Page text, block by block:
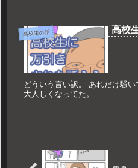
高校生の話 高校
どういう言い訳。 あれだけ騒いでたのに、警察官の尋問のあと
大人しくなってた。